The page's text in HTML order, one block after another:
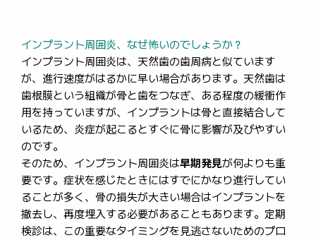
インプラント周囲炎、なぜ怖いのでしょうか？
インプラント周囲炎は、天然歯の歯周病と似ています
が、進行速度がはるかに早い場合があります。天然歯は
歯根膜という組織が骨と歯をつなぎ、ある程度の緩衝作
用を持っていますが、インプラントは骨と直接結合して
いるため、炎症が起こるとすぐに骨に影響が及びやすい
のです。
そのため、インプラント周囲炎は早期発見が何よりも重
要です。症状を感じたときにはすでにかなり進行してい
ることが多く、骨の損失が大きい場合はインプラントを
撤去し、再度埋入する必要があることもあります。定期
検診は、この重要なタイミングを見逃さないためのプロ